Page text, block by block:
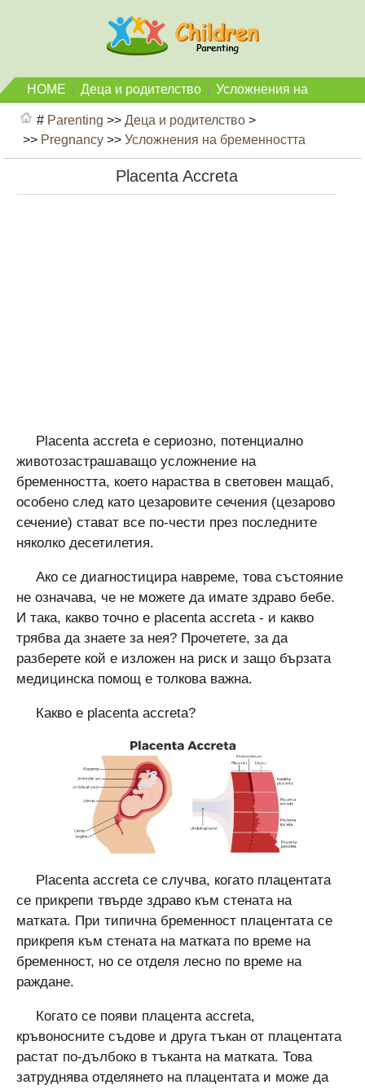
HOME Деца и родителство
Усложнения на
бременността
# Parenting >>Деца и родителство >
>> Pregnancy >>Усложнения на бременността
Placenta Accreta
Placenta accreta е сериозно, потенциално
животозастрашаващо усложнение на
бременността, което нараства в световен мащаб,
особено след като цезаровите сечения (цезарово
сечение) стават все по-чести през последните
няколко десетилетия.
Ако се диагностицира навреме, това състояние
не означава, че не можете да имате здраво бебе.
И така, какво точно е placenta accreta - и какво
трябва да знаете за нея? Прочетете, за да
разберете кой е изложен на риск и защо бързата
медицинска помощ е толкова важна.
Какво е placenta accreta?
Placenta accreta се случва, когато плацентата
се прикрепи твърде здраво към стената на
матката. При типична бременност плацентата се
прикрепя към стената на матката по време на
бременност, но се отделя лесно по време на
раждане.
Когато се появи плацента accreta,
кръвоносните съдове и друга тъкан от плацентата
растат по-дълбоко в тъканта на матката. Това
затруднява отделянето на плацентата и може да